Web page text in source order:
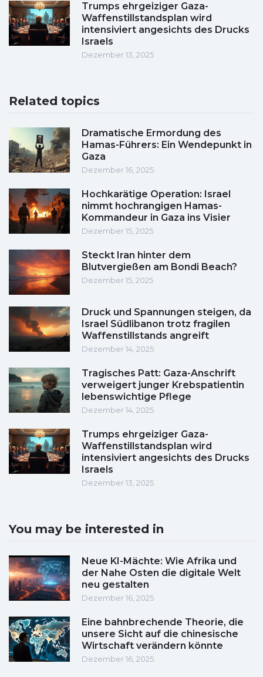
Trumps ehrgeiziger Gaza-
Waffenstillstandsplan wird
intensiviert angesichts des Drucks
Israels
Dezember 13, 2025
Related topics
Dramatische Ermordung des
Hamas-Führers: Ein Wendepunkt in
Gaza
Dezember 16, 2025
Hochkarätige Operation: Israel
nimmt hochrangigen Hamas-
Kommandeur in Gaza ins Visier
Dezember 15, 2025
Steckt Iran hinter dem
Blutvergießen am Bondi Beach?
Dezember 15, 2025
Druck und Spannungen steigen, da
Israel Südlibanon trotz fragilen
Waffenstillstands angreift
Dezember 14, 2025
Tragisches Patt: Gaza-Anschrift
verweigert junger Krebspatientin
lebenswichtige Pflege
Dezember 14, 2025
Trumps ehrgeiziger Gaza-
Waffenstillstandsplan wird
intensiviert angesichts des Drucks
Israels
Dezember 13, 2025
You may be interested in
Neue KI-Mächte: Wie Afrika und
der Nahe Osten die digitale Welt
neu gestalten
Dezember 16, 2025
Eine bahnbrechende Theorie, die
unsere Sicht auf die chinesische
Wirtschaft verändern könnte
Dezember 16, 2025